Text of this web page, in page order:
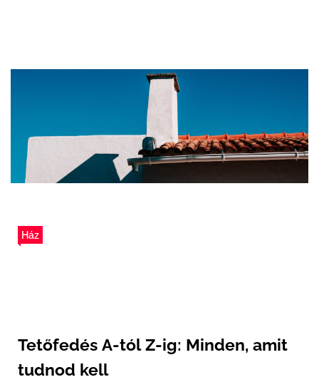
Ház
Tetőfedés A-tól Z-ig: Minden, amit
tudnod kell